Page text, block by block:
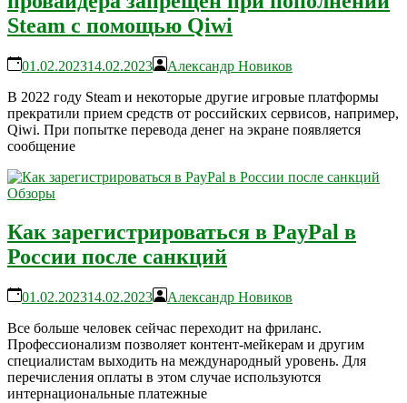
Steam с помощью Qiwi
01.02.202314.02.2023
Александр Новиков
В 2022 году Steam и некоторые другие игровые платформы
прекратили прием средств от российских сервисов, например,
Qiwi. При попытке перевода денег на экране появляется
сообщение
Обзоры
Как зарегистрироваться в PayPal в
России после санкций
01.02.202314.02.2023
Александр Новиков
Все больше человек сейчас переходит на фриланс.
Профессионализм позволяет контент-мейкерам и другим
специалистам выходить на международный уровень. Для
перечисления оплаты в этом случае используются
интернациональные платежные